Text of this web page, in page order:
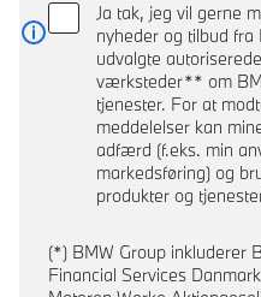
Ja tak, jeg vil gerne
nyheder og tilbud
udvalgte
værksteder** om
tjenester. For at
meddelelser kan
adfærd (f.eks. min
markedsføring) og
produkter og
Læs mere
(*) BMW Group inkluderer
Financial Services